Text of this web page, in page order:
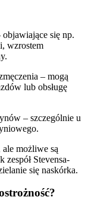
się np.
wzrostem
– mogą
lub obsługę
– szczególnie u
możliwe są
zespół Stevensa-
się naskórka.